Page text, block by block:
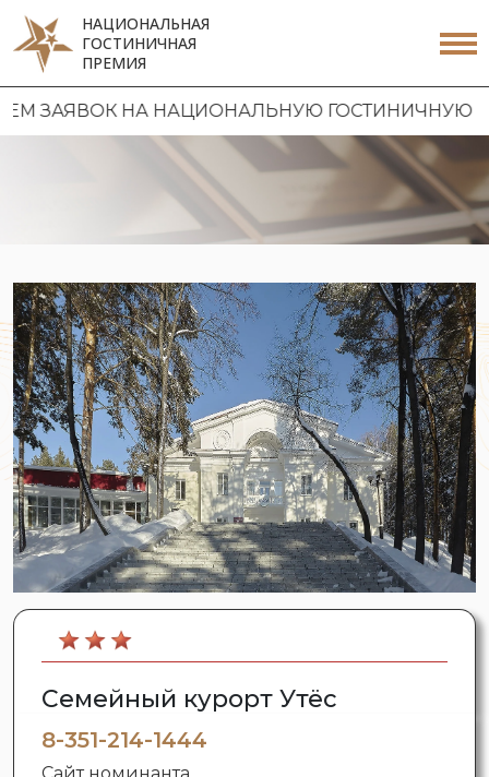
НАЦИОНАЛЬНАЯ
ГОСТИНИЧНАЯ
ПРЕМИЯ
НА НАЦИОНАЛЬНУЮ ГОСТИНИЧНУЮ
Семейный курорт Утёс
8-351-214-1444